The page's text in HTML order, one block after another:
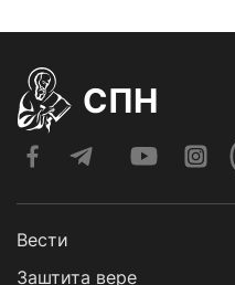
СПН
Вести
Заштита вере